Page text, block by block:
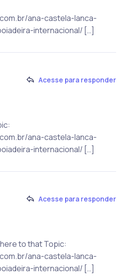
ana-castela-lanca-
internacional/ […]
Acesse para responder
ana-castela-lanca-
internacional/ […]
Acesse para responder
to that Topic:
ana-castela-lanca-
internacional/ […]